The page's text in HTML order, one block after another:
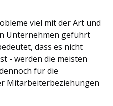
viel mit der Art und
Unternehmen geführt
dass es nicht
- werden die meisten
für die
Mitarbeiterbeziehungen